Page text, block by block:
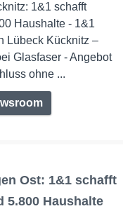
1&1 schafft
Haushalte - 1&1
Lübeck Kücknitz –
Glasfaser - Angebot
ohne ...
Ost: 1&1 schafft
5.800 Haushalte